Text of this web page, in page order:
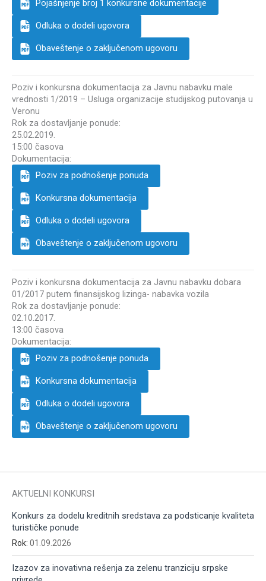
Pojašnjenje broj 1 konkursne dokumentacije
Odluka o dodeli ugovora
Obaveštenje o zaključenom ugovoru
Poziv i konkursna dokumentacija za Javnu nabavku male
vrednosti 1/2019 – Usluga organizacije studijskog putovanja u
Veronu
Rok za dostavljanje ponude:
25.02.2019.
15:00 časova
Dokumentacija:
Poziv za podnošenje ponuda
Konkursna dokumentacija
Odluka o dodeli ugovora
Obaveštenje o zaključenom ugovoru
Poziv i konkursna dokumentacija za Javnu nabavku dobara
01/2017 putem finansijskog lizinga- nabavka vozila
Rok za dostavljanje ponude:
02.10.2017.
13:00 časova
Dokumentacija:
Poziv za podnošenje ponuda
Konkursna dokumentacija
Odluka o dodeli ugovora
Obaveštenje o zaključenom ugovoru
AKTUELNI KONKURSI
Konkurs za dodelu kreditnih sredstava za podsticanje kvaliteta
turističke ponude
Rok: 01.09.2026
Izazov za inovativna rešenja za zelenu tranziciju srpske